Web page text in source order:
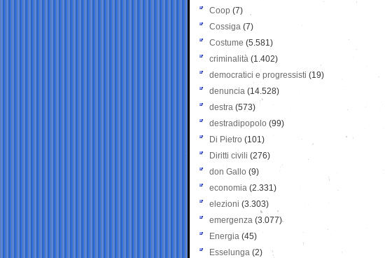
Coop (7)
Cossiga (7)
Costume (5.581)
criminalità (1.402)
democratici e progressisti (19)
denuncia (14.528)
destra (573)
destradipopolo (99)
Di Pietro (101)
Diritti civili (276)
don Gallo (9)
economia (2.331)
elezioni (3.303)
emergenza (3.077)
Energia (45)
Esselunga (2)